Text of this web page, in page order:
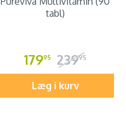
tabl)
17995 23995
Læg i kurv